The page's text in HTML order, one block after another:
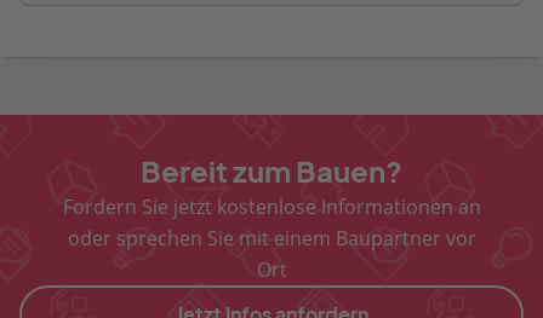
Bereit zum Bauen?
Fordern Sie jetzt kostenlose Informationen an
oder sprechen Sie mit einem Baupartner vor
Ort